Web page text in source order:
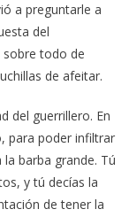
a preguntarle a
del
sobre todo de
de afeitar.
del guerrillero. En
para poder infiltrar
barba grande. Tú
y tú decías la
de tener la